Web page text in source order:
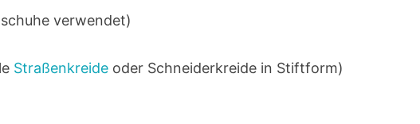
verwendet)
Straßenkreide oder Schneiderkreide in Stiftform)